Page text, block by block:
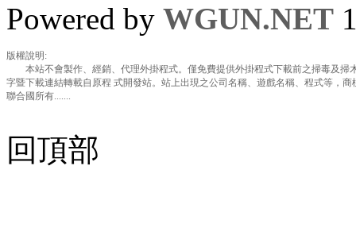
Powered by WGUN.NET
版權說明:
本站不會製作、經銷、代理外掛程式。僅免費提供外掛程式下載前之掃毒及掃
字暨下載連結轉載自原程 式開發站。站上出現之公司名稱、遊戲名稱、程式等，
聯合國所有.......
回頂部